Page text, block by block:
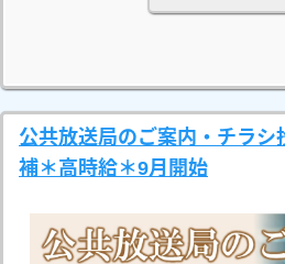
公共放送局のご案内・チラ
補＊高時給＊9月開始